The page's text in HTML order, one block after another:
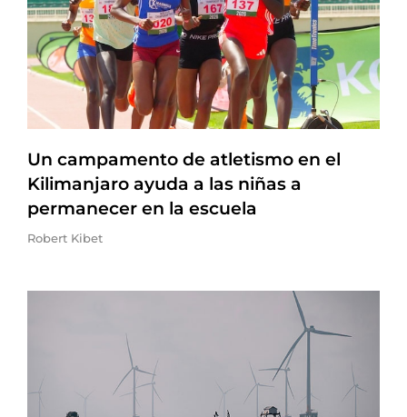
Un campamento de atletismo en el
Kilimanjaro ayuda a las niñas a
permanecer en la escuela
Robert Kibet